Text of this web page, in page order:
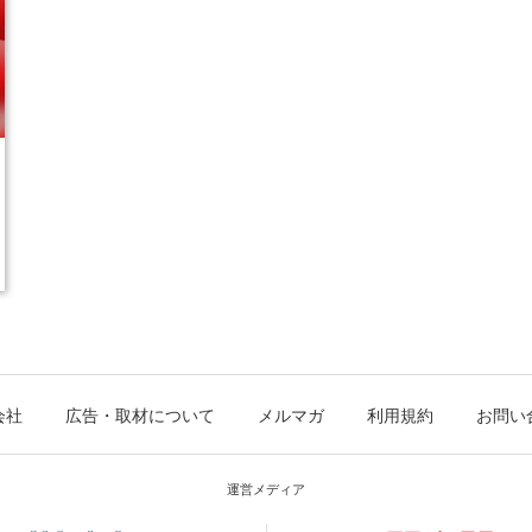
社 広告・取材について メルマガ 利用規約 お問い
運営メディア